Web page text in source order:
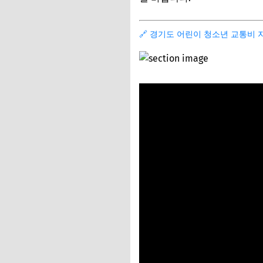
Q. 다른 지역으로
🔗 경기도 어린이 청소년 교통비